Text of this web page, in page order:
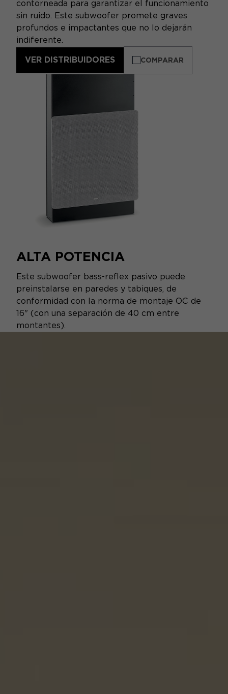
contorneada para garantizar el funcionamiento
sin ruido. Este subwoofer promete graves
profundos e impactantes que no lo dejarán
indiferente.
VER DISTRIBUIDORES COMPARAR
ALTA POTENCIA
Este subwoofer bass-reflex pasivo puede
preinstalarse en paredes y tabiques, de
conformidad con la norma de montaje OC de
16" (con una separación de 40 cm entre
montantes).